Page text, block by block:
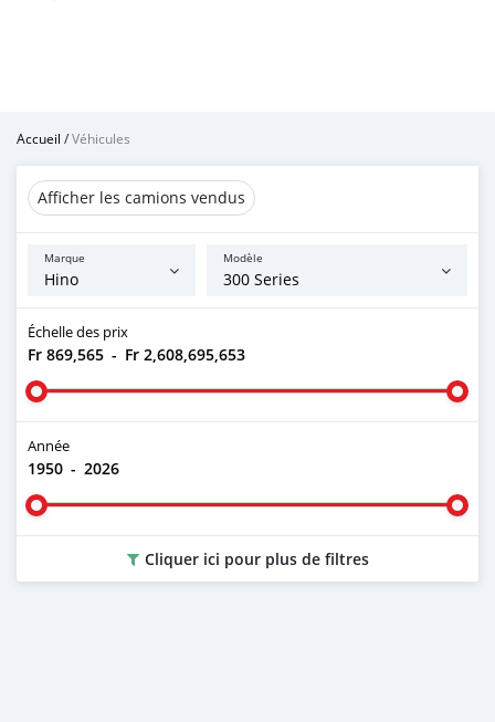
Accueil /Véhicules
Afficher les camions vendus
Marque Modèle
Échelle des prix
Fr 869,565 - Fr 2,608,695,653
Année
1950 - 2026
Cliquer ici pour plus de filtres